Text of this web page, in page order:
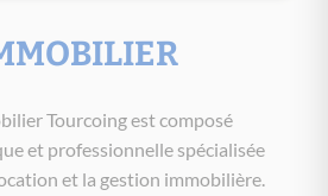
Tourcoing est composé
et professionnelle spécialisée
et la gestion immobilière.